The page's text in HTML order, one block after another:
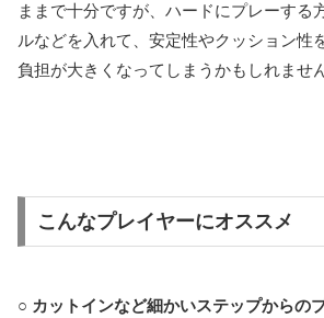
ままで十分ですが、ハードにプレーする
ルなどを入れて、安定性やクッション性
負担が大きくなってしまうかもしれません
こんなプレイヤーにオススメ
○ カットインなど細かいステップからの